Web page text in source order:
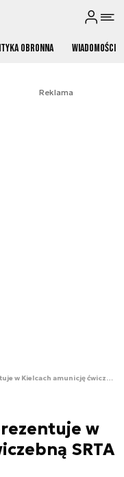
obronna Wiadomości
Reklama
MSPO 2016: Cenzin prezentuje w Kielcach amunicję ćwiczebną SRTA
w
SRTA